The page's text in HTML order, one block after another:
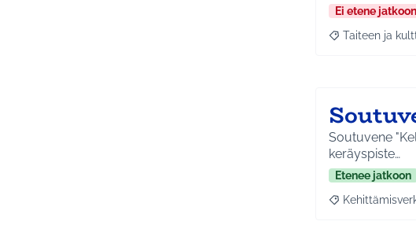
Ei etene jatkoon
Rajaa tulokset
Taiteen ja
Soutuvene
keräyspiste…
Etenee jatkoon
Rajaa tulokset